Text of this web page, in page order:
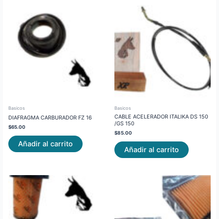
Basicos
DIAFRAGMA CARBURADOR FZ 16
$65.00
Añadir al carrito
Basicos
CABLE ACELERADOR ITALIKA DS 150
/GS 150
$85.00
Añadir al carrito